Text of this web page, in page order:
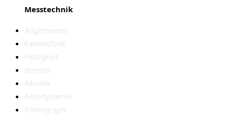
Messtechnik
Allgemeines
Fahrtechnik
Festigkeit
Bremse
Akustik
Aerodynamik
Pantograph